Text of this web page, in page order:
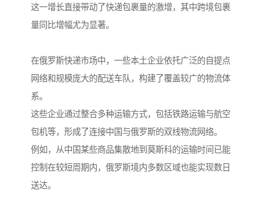
这一增长直接带动了快递包裹量的激增，其中跨境包裹
量同比增幅尤为显著。
在俄罗斯快递市场中，一些本土企业依托广泛的自提点
网络和规模庞大的配送车队，构建了覆盖较广的物流体
系。
这些企业通过整合多种运输方式，包括铁路运输与航空
包机等，形成了连接中国与俄罗斯的双线物流网络。
例如，从中国某些商品集散地到莫斯科的运输时间已能
控制在较短周期内，俄罗斯境内多数区域也能实现数日
送达。